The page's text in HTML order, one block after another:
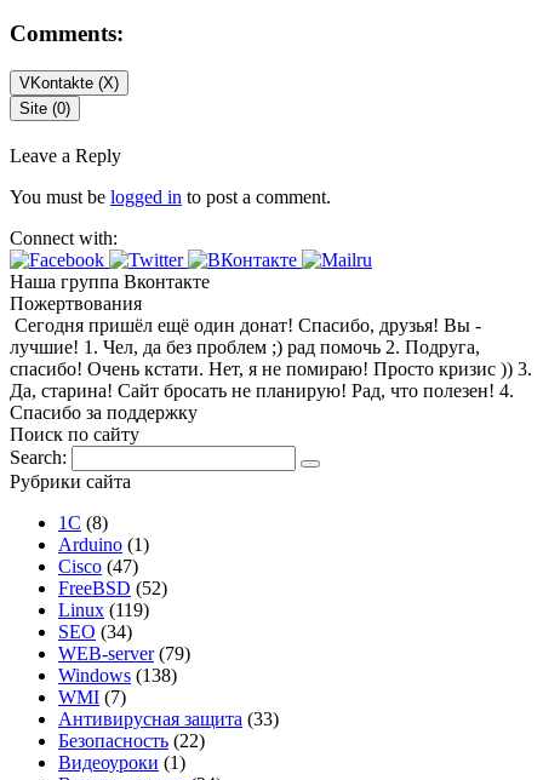
Comments:
VKontakte (X)
Site (0)
Leave a Reply
You must be logged in to post a comment.
Connect with:
Наша группа Вконтакте
Пожертвования
Сегодня пришёл ещё один донат! Спасибо, друзья! Вы -
лучшие! 1. Чел, да без проблем ;) рад помочь 2. Подруга,
спасибо! Очень кстати. Нет, я не помираю! Просто кризис )) 3.
Да, старина! Сайт бросать не планирую! Рад, что полезен! 4.
Спасибо за поддержку
Поиск по сайту
Search:
Рубрики сайта
1С (8)
Arduino (1)
Cisco (47)
FreeBSD (52)
Linux (119)
SEO (34)
WEB-server(79)
Windows (138)
WMI (7)
Антивирусная защита (33)
Безопасность (22)
Видеоуроки (1)